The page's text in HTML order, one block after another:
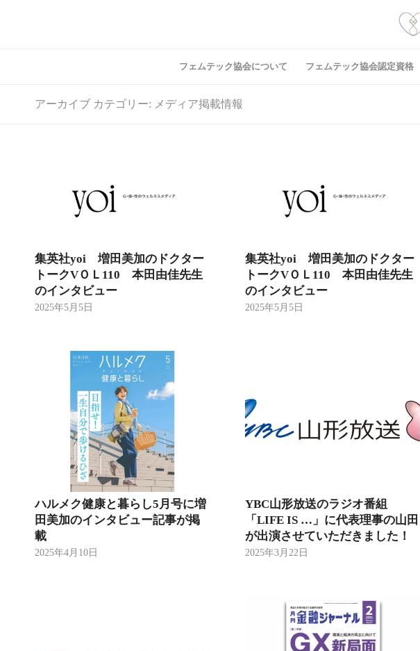
フェムテック協会について フェムテック協会認定資格
アーカイブ カテゴリー: メディア掲載情報
集英社yoi 増田美加のドクター
トークVＯＬ110 本田由佳先生
のインタビュー
2025年5月5日
集英社yoi 増田美加のドクター
トークVＯＬ110 本田由佳先生
のインタビュー
2025年5月5日
ハルメク健康と暮らし5月号に増
田美加のインタビュー記事が掲
載
2025年4月10日
YBC山形放送のラジオ番組
「LIFE IS …」に代表理事の山田
が出演させていただきました！
2025年3月22日